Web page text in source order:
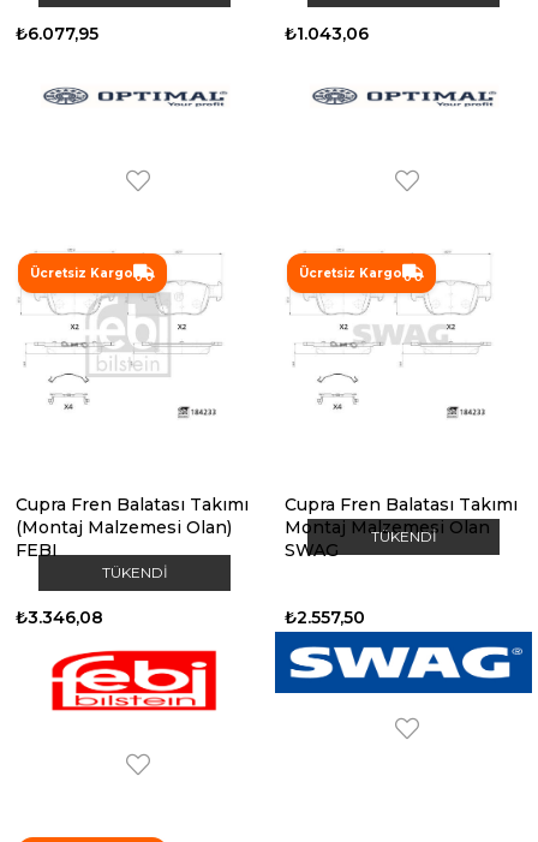
₺6.077,95 ₺1.043,06
Ücretsiz Kargo
TÜKENDI
Cupra Fren Balatası Takımı
(Montaj Malzemesi Olan)
FEBI
₺3.346,08
Ücretsiz Kargo
TÜKENDI
Cupra Fren Balatası Takımı
Montaj Malzemesi Olan
SWAG
₺2.557,50